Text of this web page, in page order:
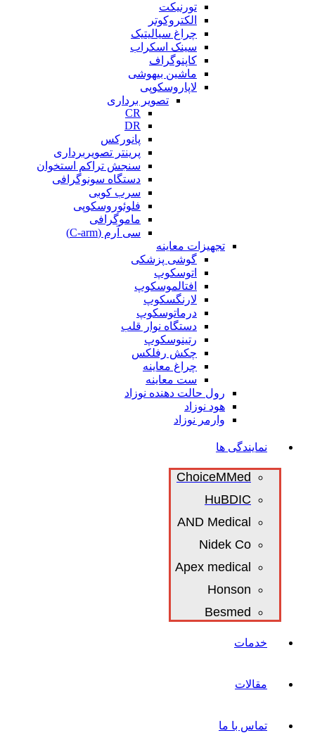
تورنیکت
الکتروکوتر
چراغ سیالیتیک
سینک اسکراب
کاپنوگراف
ماشین بیهوشی
لاپاروسکوپی
تصویر برداری
CR
DR
پانورکس
پرینتر تصویربرداری
سنجش تراکم استخوان
دستگاه سونوگرافی
سرب کوبی
فلوئوروسکوپی
ماموگرافی
سی آرم (C-arm)
تجهیزات معاینه
گوشی پزشکی
اتوسکوپ
افتالموسکوپ
لارنگسکوپ
درماتوسکوپ
دستگاه نوار قلب
رتینوسکوپ
چکش رفلکس
چراغ معاینه
ست معاینه
رول حالت دهنده نوزاد
هود نوزاد
وارمر نوزاد
نمایندگی ها
ChoiceMMed
HuBDIC
AND Medical
Nidek Co
Apex medical
Honson
Besmed
خدمات
مقالات
تماس با ما